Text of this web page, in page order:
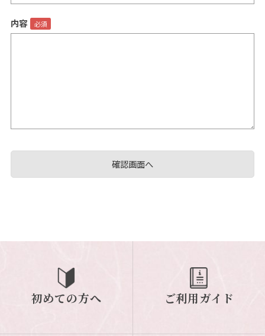
内容
初めての方へ ご利用ガイド